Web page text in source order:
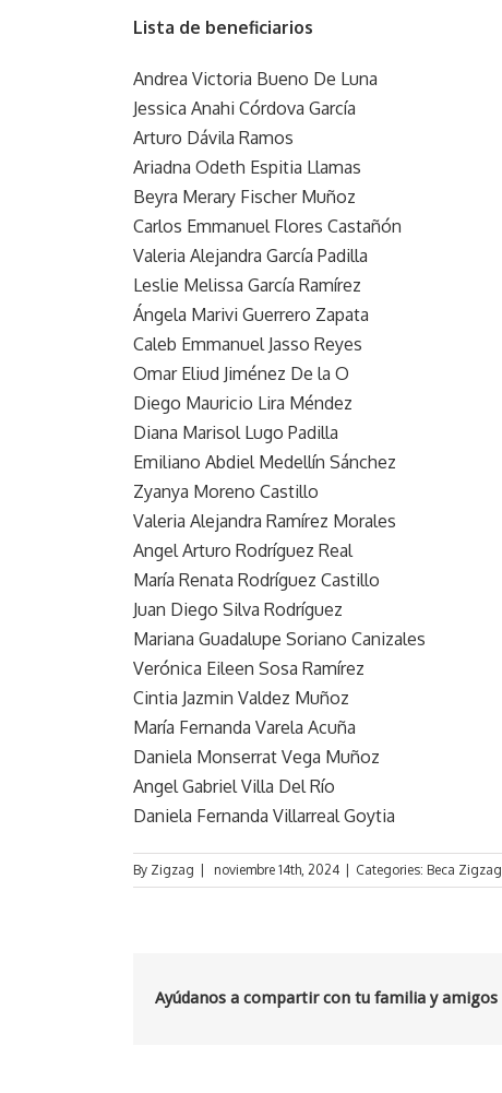
Lista de beneficiarios
Andrea Victoria Bueno De Luna
Jessica Anahi Córdova García
Arturo Dávila Ramos
Ariadna Odeth Espitia Llamas
Beyra Merary Fischer Muñoz
Carlos Emmanuel Flores Castañón
Valeria Alejandra García Padilla
Leslie Melissa García Ramírez
Ángela Marivi Guerrero Zapata
Caleb Emmanuel Jasso Reyes
Omar Eliud Jiménez De la O
Diego Mauricio Lira Méndez
Diana Marisol Lugo Padilla
Emiliano Abdiel Medellín Sánchez
Zyanya Moreno Castillo
Valeria Alejandra Ramírez Morales
Angel Arturo Rodríguez Real
María Renata Rodríguez Castillo
Juan Diego Silva Rodríguez
Mariana Guadalupe Soriano Canizales
Verónica Eileen Sosa Ramírez
Cintia Jazmin Valdez Muñoz
María Fernanda Varela Acuña
Daniela Monserrat Vega Muñoz
Angel Gabriel Villa Del Río
Daniela Fernanda Villarreal Goytia
By Zigzag noviembre 14th, 2024 Categories: Beca Zigzag
Ayúdanos a compartir con tu familia y amigos